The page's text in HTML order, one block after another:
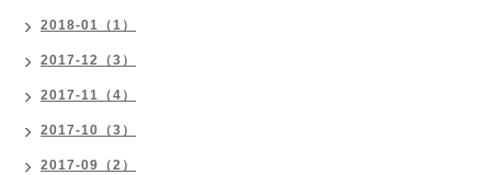
2018-01（1）
2017-12（3）
2017-11（4）
2017-10（3）
2017-09（2）